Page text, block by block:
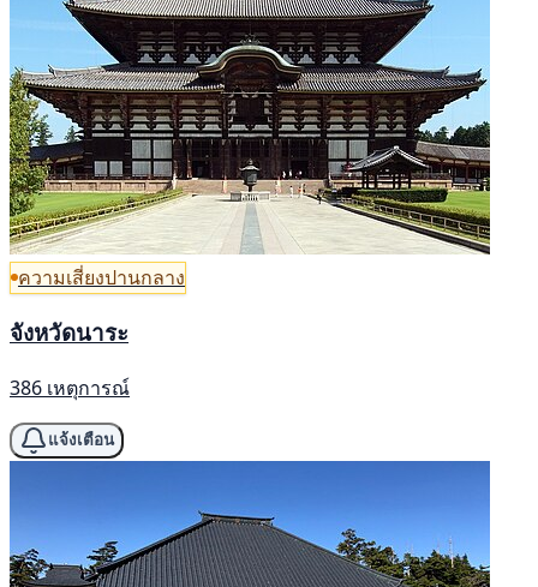
ความเสี่ยงปานกลาง
จังหวัดนาระ
386 เหตุการณ์
แจ้งเตือน